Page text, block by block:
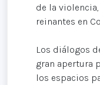
de la
reinantes en
Los diálogos
gran apertura
los espacios